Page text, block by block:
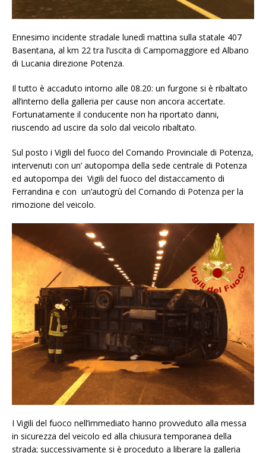
Ennesimo incidente stradale lunedì mattina sulla statale 407
Basentana, al km 22 tra l’uscita di Campomaggiore ed Albano
di Lucania direzione Potenza.
Il tutto è accaduto intorno alle 08.20: un furgone si è ribaltato
all’interno della galleria per cause non ancora accertate.
Fortunatamente il conducente non ha riportato danni,
riuscendo ad uscire da solo dal veicolo ribaltato.
Sul posto i Vigili del fuoco del Comando Provinciale di Potenza,
intervenuti con un’ autopompa della sede centrale di Potenza
ed autopompa dei Vigili del fuoco del distaccamento di
Ferrandina e con un’autogrù del Comando di Potenza per la
rimozione del veicolo.
I Vigili del fuoco nell’immediato hanno provveduto alla messa
in sicurezza del veicolo ed alla chiusura temporanea della
strada; successivamente si è proceduto a liberare la galleria